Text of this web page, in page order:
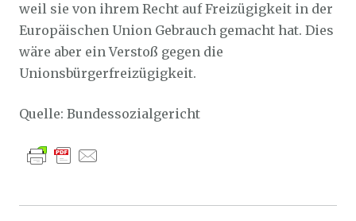
weil sie von ihrem Recht auf Freizügigkeit in der
Europäischen Union Gebrauch gemacht hat. Dies
wäre aber ein Verstoß gegen die
Unionsbürgerfreizügigkeit.
Quelle: Bundessozialgericht